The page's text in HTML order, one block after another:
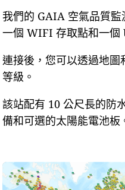
我們的 GAIA 空氣品質
一個 WIFI 存取點和一個
連接後，您可以透過地
等級。
該站配有 10 公尺長的防
備和可選的太陽能電池板